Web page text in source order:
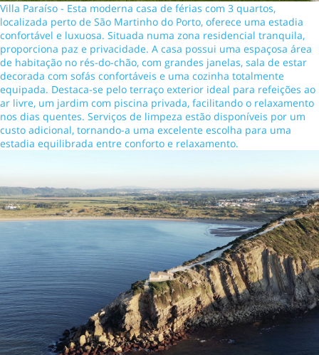
Villa Paraíso - Esta moderna casa de férias com 3 quartos,
localizada perto de São Martinho do Porto, oferece uma estadia
confortável e luxuosa. Situada numa zona residencial tranquila,
proporciona paz e privacidade. A casa possui uma espaçosa área
de habitação no rés-do-chão, com grandes janelas, sala de estar
decorada com sofás confortáveis e uma cozinha totalmente
equipada. Destaca-se pelo terraço exterior ideal para refeições ao
ar livre, um jardim com piscina privada, facilitando o relaxamento
nos dias quentes. Serviços de limpeza estão disponíveis por um
custo adicional, tornando-a uma excelente escolha para uma
estadia equilibrada entre conforto e relaxamento.